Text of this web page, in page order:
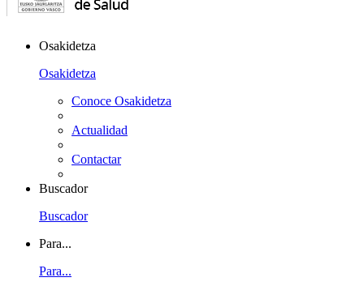
Osakidetza
Osakidetza
Conoce Osakidetza
Actualidad
Contactar
Buscador
Buscador
Para...
Para...